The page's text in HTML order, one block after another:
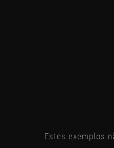
Estes exemplos